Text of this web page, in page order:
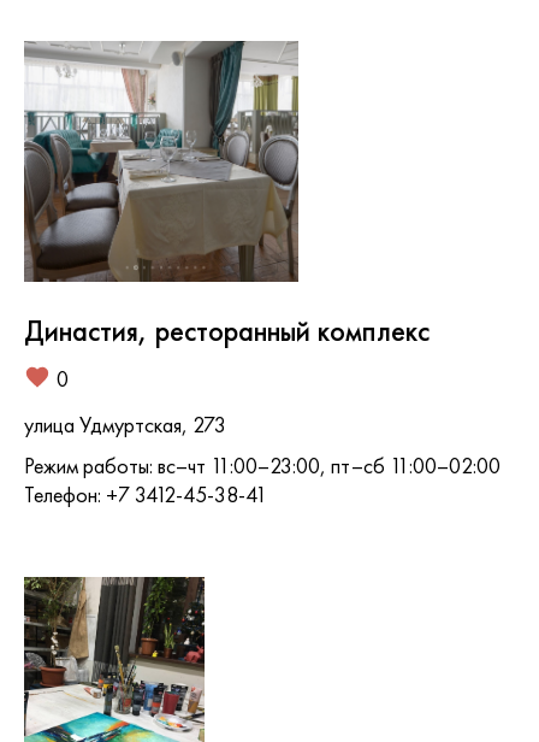
Династия, ресторанный комплекс
0
улица Удмуртская, 273
Режим работы: вс–чт 11:00–23:00, пт–сб 11:00–02:00
Телефон: +7 3412-45-38-41